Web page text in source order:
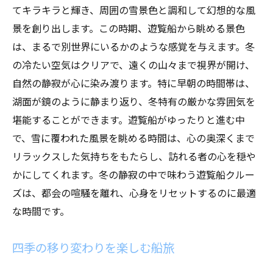
てキラキラと輝き、周囲の雪景色と調和して幻想的な風
景を創り出します。この時期、遊覧船から眺める景色
は、まるで別世界にいるかのような感覚を与えます。冬
の冷たい空気はクリアで、遠くの山々まで視界が開け、
自然の静寂が心に染み渡ります。特に早朝の時間帯は、
湖面が鏡のように静まり返り、冬特有の厳かな雰囲気を
堪能することができます。遊覧船がゆったりと進む中
で、雪に覆われた風景を眺める時間は、心の奥深くまで
リラックスした気持ちをもたらし、訪れる者の心を穏や
かにしてくれます。冬の静寂の中で味わう遊覧船クルー
ズは、都会の喧騒を離れ、心身をリセットするのに最適
な時間です。
四季の移り変わりを楽しむ船旅